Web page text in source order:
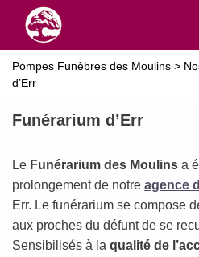
Pompes Funèbres des Moulins >
d’Err
Funérarium d’Err
Le Funérarium des Moulins a
prolongement de notre agence
Err. Le funérarium se compose
aux proches du défunt de se
Sensibilisés à la qualité de